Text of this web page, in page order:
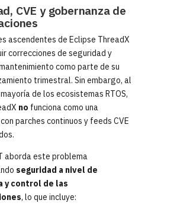
CVE y gobernanza de
ascendentes de Eclipse ThreadX
correcciones de seguridad y
como parte de su
trimestral. Sin embargo, al
de los ecosistemas RTOS,
no funciona como una
parches continuos y feeds CVE
aborda este problema
seguridad a nivel de
y control de las
, lo que incluye: